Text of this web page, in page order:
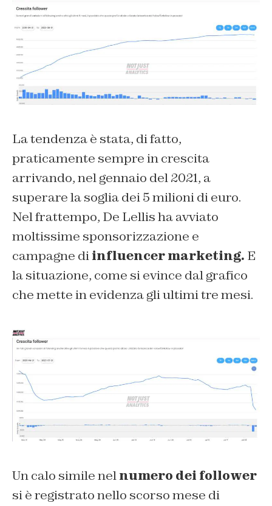
La tendenza è stata, di fatto,
praticamente sempre in crescita
arrivando, nel gennaio del 2021, a
superare la soglia dei 5 milioni di euro.
Nel frattempo, De Lellis ha avviato
moltissime sponsorizzazione e
campagne diinfluencer marketing. E
la situazione, come si evince dal grafico
che mette in evidenza gli ultimi tre mesi.
Un calo simile nelnumero dei follower
si è registrato nello scorso mese di